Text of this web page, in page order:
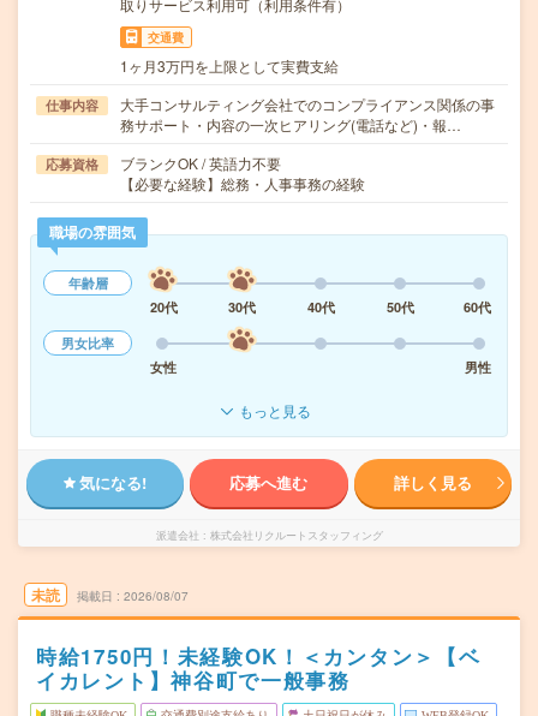
取りサービス利用可（利用条件有）
交通費
1ヶ月3万円を上限として実費支給
仕事内容
大手コンサルティング会社でのコンプライアンス関係の事
務サポート・内容の一次ヒアリング(電話など)・報…
応募資格
ブランクOK / 英語力不要
【必要な経験】総務・人事事務の経験
職場の雰囲気
年齢層
20代
30代 40代 50代
60代
男女比率
女性
男性
もっと見る
気になる! 応募へ進む 詳しく見る
派遣会社 株式会社リクルートスタッフィング
未読 掲載日 2026/08/07
時給1750円！未経験OK！＜カンタン＞【ベ
イカレント】神谷町で一般事務